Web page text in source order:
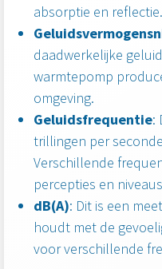
absorptie en reflectie.
daadwerkelijke
warmtepomp
omgeving.
Geluidsfrequentie:
trillingen per
Verschillende
percepties en
dB(A): Dit is een
houdt met de
voor verschillende